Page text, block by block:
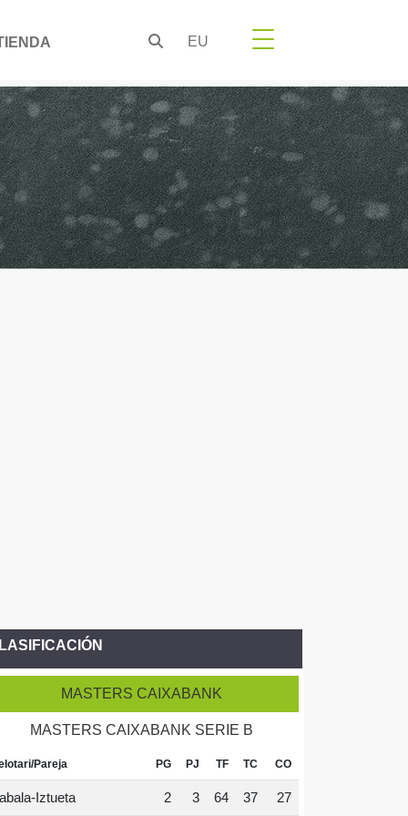
EU
MASTERS CAIXABANK
MASTERS CAIXABANK SERIE B
Pareja PG PJ TF TC CO
Iztueta 2 3 64 37 27